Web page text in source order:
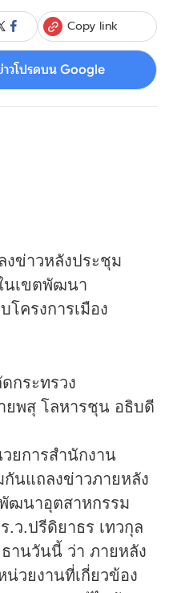
Copy link
วโปรดบน Google
งข่าวหลังประชุม
นเขตพัฒนา
ครงการเมือง
กระทรวง
ยพสุ โลหารชุน อธิบดี
ยการสำนักงาน
กันแถลงข่าวภายหลัง
ฒนาอุตสาหกรรม
ว.ปรีดิยาธร เทวกุล
านวันนี้ ว่า ภายหลัง
วยงานที่เกี่ยวข้อง